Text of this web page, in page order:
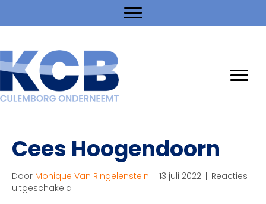
Cees Hoogendoorn
Door Monique Van Ringelenstein | 13 juli 2022 | Reacties
uitgeschakeld